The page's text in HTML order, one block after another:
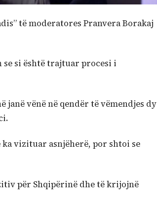
të moderatores Pranvera Borakaj
si është trajtuar procesi i
janë vënë në qendër të vëmendjes dy
vizituar asnjëherë, por shtoi se
për Shqipërinë dhe të krijojnë